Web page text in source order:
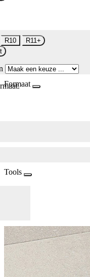
R10
R11+
Formaat
Tools